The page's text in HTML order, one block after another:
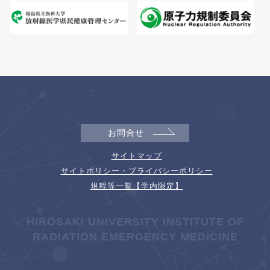
お問合せ
サイトマップ
サイトポリシー・プライバシーポリシー
規程等一覧【学内限定】
HIROSAKI UNIVERSITY INSTITUTE OF
RADIATION EMERGENCY MEDICINE